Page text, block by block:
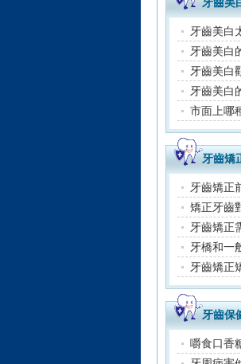
牙齒美白
牙齒美白
牙齒美白
牙齒矯
牙齒矯正
矯正牙齒
牙齒矯正
牙橋和一
牙齒矯正
牙齒保
嚼食口香